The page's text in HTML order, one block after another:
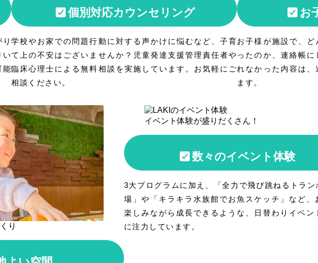
り
い
能
個別対応カウンセリング
学校やお家での問題行動に対する声かけに悩むなど、子育
て上の不安はございませんか？児童発達支援管理責任者や
臨床心理士による無料相談を実施しています。お気軽にご
相談ください。
お
お子様が施設で、
ったのか、連絡帳
れなかった内容は、
ます。
り
イベント体験が盛りだくさん！
数々のイベント体験
3大プログラムに加え、「全力で飛び跳ねるトラン
場」や「キラキラ水族館でお魚スケッチ」など、
楽しみながら成長できるような、日替わりイベン
に注力しています。